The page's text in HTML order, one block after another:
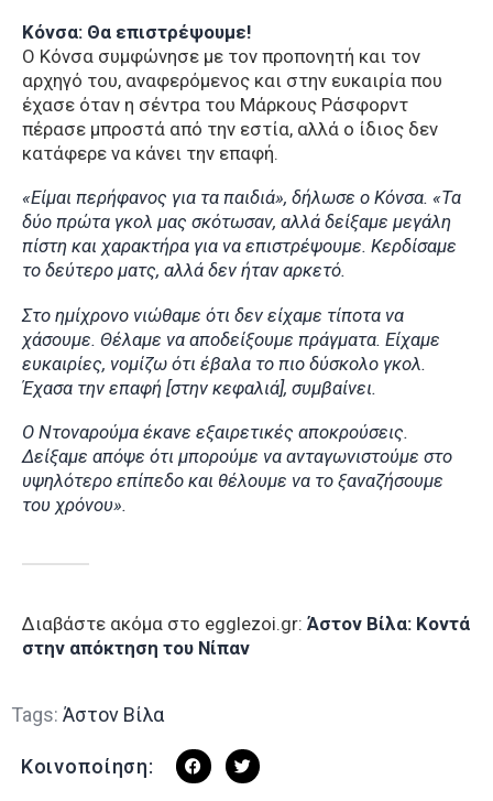
Κόνσα: Θα επιστρέψουμε!
Ο Κόνσα συμφώνησε με τον προπονητή και τον
αρχηγό του, αναφερόμενος και στην ευκαιρία που
έχασε όταν η σέντρα του Μάρκους Ράσφορντ
πέρασε μπροστά από την εστία, αλλά ο ίδιος δεν
κατάφερε να κάνει την επαφή.
«Είμαι περήφανος για τα παιδιά», δήλωσε ο Κόνσα. «Τα
δύο πρώτα γκολ μας σκότωσαν, αλλά δείξαμε μεγάλη
πίστη και χαρακτήρα για να επιστρέψουμε. Κερδίσαμε
το δεύτερο ματς, αλλά δεν ήταν αρκετό.
Στο ημίχρονο νιώθαμε ότι δεν είχαμε τίποτα να
χάσουμε. Θέλαμε να αποδείξουμε πράγματα. Είχαμε
ευκαιρίες, νομίζω ότι έβαλα το πιο δύσκολο γκολ.
Έχασα την επαφή [στην κεφαλιά], συμβαίνει.
Ο Ντοναρούμα έκανε εξαιρετικές αποκρούσεις.
Δείξαμε απόψε ότι μπορούμε να ανταγωνιστούμε στο
υψηλότερο επίπεδο και θέλουμε να το ξαναζήσουμε
του χρόνου».
Διαβάστε ακόμα στο egglezoi.gr: Άστον Βίλα: Κοντά
στην απόκτηση του Νίπαν
Tags: Άστον Βίλα
Κοινοποίηση: